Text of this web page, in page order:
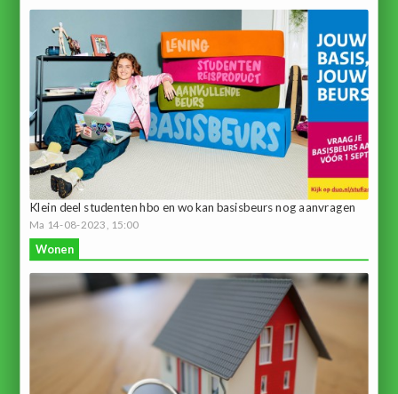
Klein deel studenten hbo en wo kan basisbeurs nog aanvragen
Ma 14-08-2023, 15:00
Wonen